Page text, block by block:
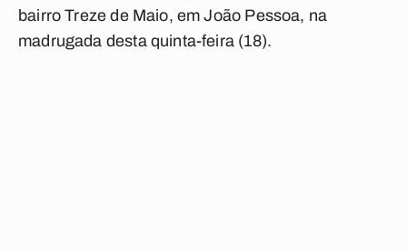
bairro Treze de Maio, em João Pessoa, na
madrugada desta quinta-feira (18).